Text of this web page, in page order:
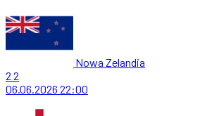
Nowa Zelandia
2 2
06.06.2026 22:00